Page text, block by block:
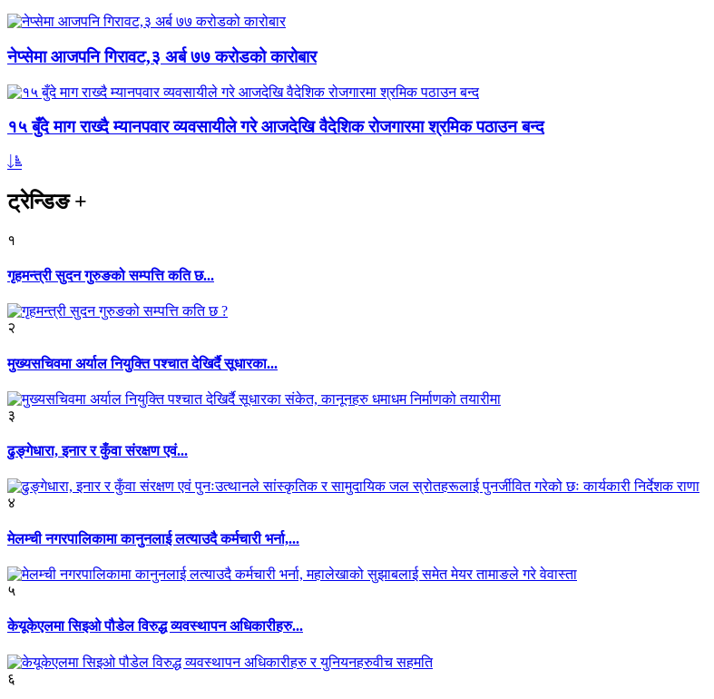
नेप्सेमा आजपनि गिरावट,३ अर्ब ७७ करोडको कारोबार
१५ बुँदे माग राख्दै म्यानपवार व्यवसायीले गरे आजदेखि वैदेशिक रोजगारमा श्रमिक पठाउन बन्द
ट्रेन्डिङ+
१
गृहमन्त्री सुदन गुरुङको सम्पत्ति कति छ...
२
मुख्यसचिवमा अर्याल नियुक्ति पश्चात देखिर्दै सूधारका...
३
ढुङ्गेधारा, इनार र कुँवा संरक्षण एवं...
४
मेलम्ची नगरपालिकामा कानुनलाई लत्याउदै कर्मचारी भर्ना,...
५
केयूकेएलमा सिइओ पौडेल विरुद्ध व्यवस्थापन अधिकारीहरु...
६